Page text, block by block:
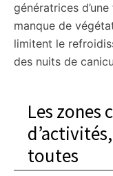
génératrices
manque de
limitent le
des nuits de
Les zones
toutes